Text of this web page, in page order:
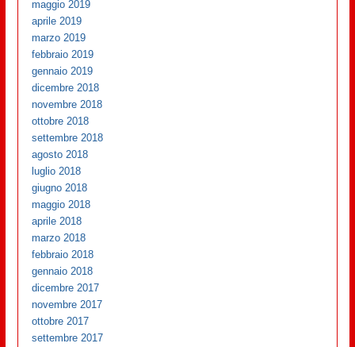
maggio 2019
aprile 2019
marzo 2019
febbraio 2019
gennaio 2019
dicembre 2018
novembre 2018
ottobre 2018
settembre 2018
agosto 2018
luglio 2018
giugno 2018
maggio 2018
aprile 2018
marzo 2018
febbraio 2018
gennaio 2018
dicembre 2017
novembre 2017
ottobre 2017
settembre 2017